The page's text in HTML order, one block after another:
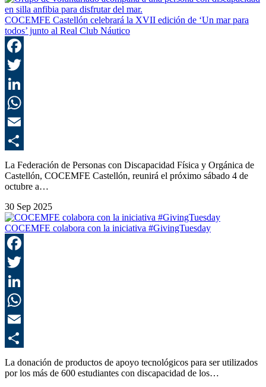
COCEMFE Castellón celebrará la XVII edición de ‘Un mar para
todos’ junto al Real Club Náutico
La Federación de Personas con Discapacidad Física y Orgánica de
Castellón, COCEMFE Castellón, reunirá el próximo sábado 4 de
octubre a…
30 Sep 2025
COCEMFE colabora con la iniciativa #GivingTuesday
La donación de productos de apoyo tecnológicos para ser utilizados
por los más de 600 estudiantes con discapacidad de los…